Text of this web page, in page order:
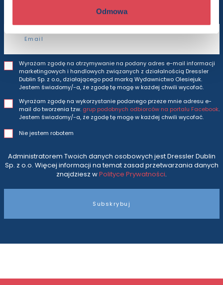
Odmowa
Adres e-mail
Wyrażam zgodę na otrzymywanie na podany adres e-mail informacji
marketingowych i handlowych związanych z działalnością Dressler
Dublin Sp. z o.o., działającego pod marką Wydawnictwo Olesiejuk.
Jestem świadomy/-a, że zgodę tę mogę w każdej chwili wycofać.
Wyrażam zgodę na wykorzystanie podanego przeze mnie adresu e-
mail do tworzenia tzw. grup podobnych odbiorców na portalu Facebook.
Jestem świadomy/-a, że zgodę tę mogę w każdej chwili wycofać.
Nie jestem robotem
Administratorem Twoich danych osobowych jest Dressler Dublin
Sp. z o.o. Więcej informacji na temat zasad przetwarzania danych
znajdziesz wPolityce Prywatności.
Subskrybuj